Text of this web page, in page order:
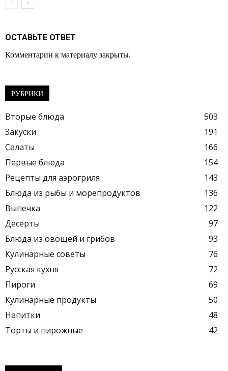
ОСТАВЬТЕ ОТВЕТ
Комментарии к материалу закрыты.
РУБРИКИ
Вторые блюда
503
Закуски
191
Салаты
166
Первые блюда
154
Рецепты для аэрогриля
143
Блюда из рыбы и морепродуктов
136
Выпечка
122
Десерты
97
Блюда из овощей и грибов
93
Кулинарные советы
76
Русская кухня
72
Пироги
69
Кулинарные продукты
50
Напитки
48
Торты и пирожные
42